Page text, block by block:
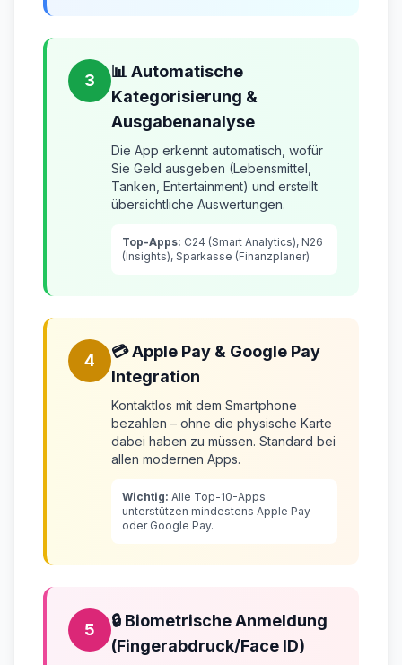
3
📊 Automatische
Kategorisierung &
Ausgabenanalyse
Die App erkennt automatisch, wofür
Sie Geld ausgeben (Lebensmittel,
Tanken, Entertainment) und erstellt
übersichtliche Auswertungen.
Top-Apps: C24 (Smart Analytics), N26
(Insights), Sparkasse (Finanzplaner)
4
💳 Apple Pay & Google Pay
Integration
Kontaktlos mit dem Smartphone
bezahlen – ohne die physische Karte
dabei haben zu müssen. Standard bei
allen modernen Apps.
Wichtig: Alle Top-10-Apps
unterstützen mindestens Apple Pay
oder Google Pay.
5
🔒 Biometrische Anmeldung
(Fingerabdruck/Face ID)